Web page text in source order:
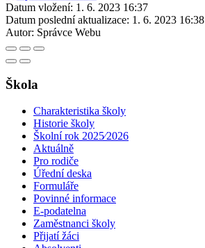
Datum vložení: 1. 6. 2023 16:37
Datum poslední aktualizace: 1. 6. 2023 16:38
Autor: Správce Webu
Škola
Charakteristika školy
Historie školy
Školní rok 2025⁄2026
Aktuálně
Pro rodiče
Úřední deska
Formuláře
Povinné informace
E-podatelna
Zaměstnanci školy
Přijatí žáci